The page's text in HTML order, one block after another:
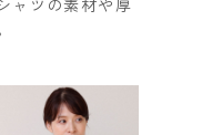
ャツの素材や厚